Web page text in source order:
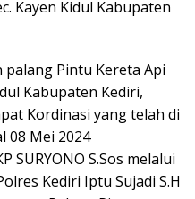
Kayen Kidul Kabupaten
Pintu Kereta Api
Kabupaten Kediri,
Kordinasi yang telah di
08 Mei 2024
SURYONO S.Sos melalui
Kediri Iptu Sujadi S.H